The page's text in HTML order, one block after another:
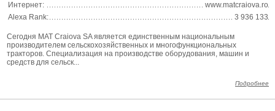
Интернет:
www.matcraiova.ro
Alexa Rank:
3 936 133
Сегодня MAT Craiova SA является единственным национальным
производителем сельскохозяйственных и многофункциональных
тракторов. Специализация на производстве оборудования, машин и
средств для сельск...
Подробнее